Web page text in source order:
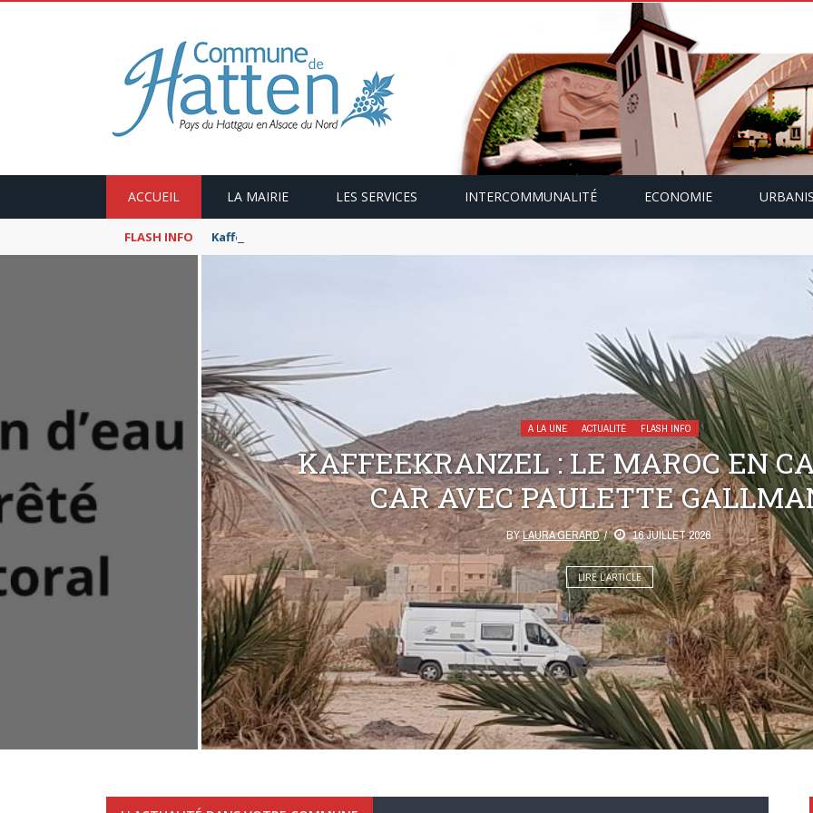
ACCUEIL LA MAIRIE LES SERVICES INTERCOMMUNALITÉ ECONOMIE
FLASH INFO Kaffeekranzel : Le Maroc en camping-car avec Paulette Gallmann
A LA UNE ACTUALITÉ FLASH INFO
KAFFEEKRANZEL : LE MAROC EN
CAR AVEC PAULETTE
BYLAURA GERARD 16 JUILLET 2026
LIRE L’ARTICLE